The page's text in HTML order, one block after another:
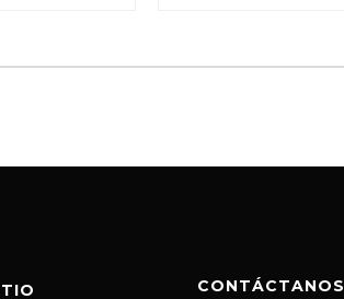
CONTÁCTANOS